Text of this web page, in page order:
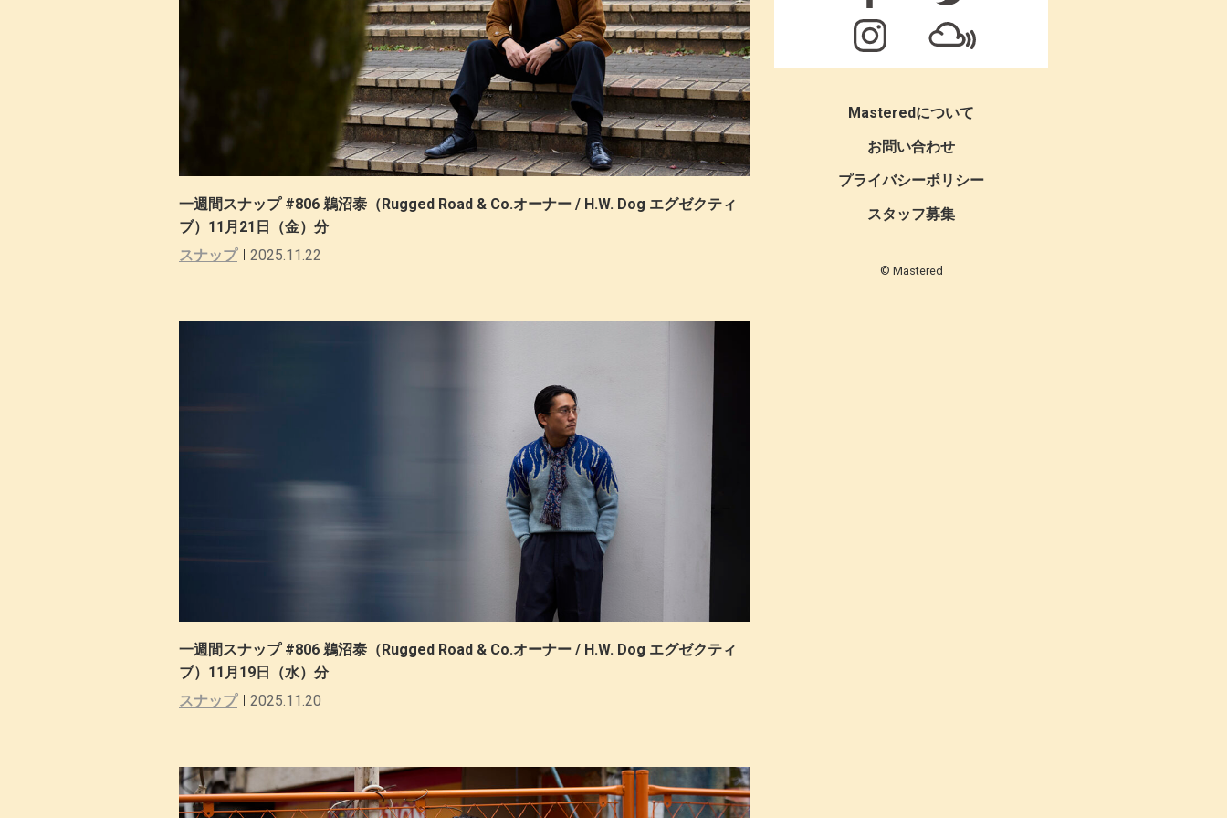
一週間スナップ #806 鵜沼泰（Rugged Road & Co.オーナー / H.W. Dog エグゼクティ
ブ）11月21日（金）分
スナップ
2025.11.22
一週間スナップ #806 鵜沼泰（Rugged Road & Co.オーナー / H.W. Dog エグゼクティ
ブ）11月19日（水）分
スナップ
2025.11.20
Masteredについて
お問い合わせ
プライバシーポリシー
スタッフ募集
© Mastered